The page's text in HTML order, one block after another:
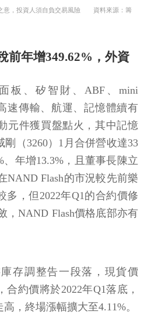
意，投資人須自負交易風險 資料來源：籌
前年增349.62%，外資
板、矽智財、ABF、mini
速傳輸、航運、記憶體續有
元件獲買盤點火，其中記憶
（3260）1月合併營收達33
、年增13.3%，且董事長陳立
NAND Flash的市況較先前樂
多，但2022年Q1的合約價修
，NAND Flash價格底部亦有
存調整告一段落，現貨價
合約價將於2022年Q1落底，
，終場漲幅擴大至4.11%。